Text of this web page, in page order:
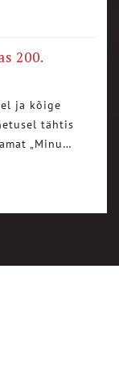
200.
ja kõige
tähtis
„Minu…